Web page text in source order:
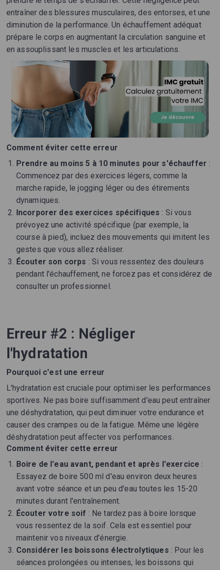
entraîner des blessures musculaires, des entorses, et une
diminution de la performance. Un échauffement adéquat
prépare le corps en augmentant la circulation sanguine et
en assouplissant les muscles et les articulations.
Comment éviter cette erreur
Prendre au moins 5 à 10 minutes pour s'échauffer :
Commencez par des exercices légers, comme la
marche rapide, le jogging léger ou des étirements
dynamiques.
Incorporer des exercices spécifiques : Si vous
prévoyez une activité spécifique (par exemple, la
course à pied), incluez des mouvements qui imitent les
gestes que vous allez réaliser.
Écouter son corps : Si vous ressentez des douleurs
pendant l'échauffement, ne forcez pas et considérez de
consulter un professionnel.
Erreur #2 : Négliger
l'hydratation
Pourquoi c'est une erreur
L'hydratation est cruciale pour optimiser les performances
sportives. Ne pas boire suffisamment d'eau peut entraîner
une déshydratation, qui peut diminuer votre endurance et
causer des crampes ou de la fatigue. Même une légère
déshydratation peut affecter vos performances.
Comment éviter cette erreur
Boire de l'eau avant, pendant et après l'exercice :
Essayez de boire 500 ml d'eau environ deux heures
avant votre séance et un peu d'eau toutes les 15-20
minutes durant l'entraînement.
Écouter votre soif : Ne tardez pas à boire lorsque
vous ressentez de la soif. Cela est essentiel pour
maintenir vos niveaux d'énergie.
Considérer les boissons électrolytiques : Pour les
séances prolongées ou intenses, les boissons qui